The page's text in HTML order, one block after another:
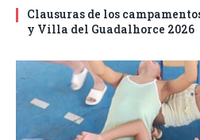
Clausuras de los
y Villa del Guadalhorce 2026